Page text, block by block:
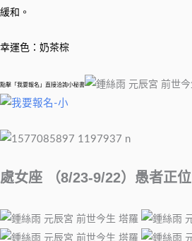
緩和。
幸運色：奶茶棕
點擊「我要報名」直接洽詢小秘書
處女座 （8/23-9/22）愚者正位